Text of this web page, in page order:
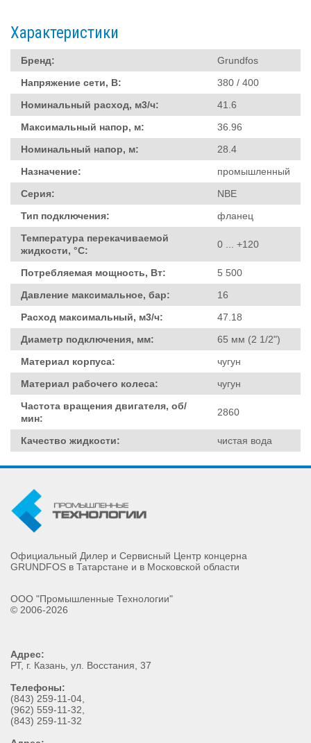
Характеристики
Бренд:
Grundfos
Напряжение сети, В:
380 / 400
Номинальный расход, м3/ч:
41.6
Максимальный напор, м:
36.96
Номинальный напор, м:
28.4
Назначение:
промышленный
Серия:
NBE
Тип подключения:
фланец
Температура перекачиваемой
жидкости, °C:
0 ... +120
Потребляемая мощность, Вт:
5 500
Давление максимальное, бар:
16
Расход максимальный, м3/ч:
47.18
Диаметр подключения, мм:
65 мм (2 1/2")
Материал корпуса:
чугун
Материал рабочего колеса:
чугун
Частота вращения двигателя, об/
мин:
2860
Качество жидкости: чистая вода
Официальный Дилер и Сервисный Центр концерна
GRUNDFOS в Татарстане и в Московской области
ООО "Промышленные Технологии"
© 2006-2026
Адрес:
РТ, г. Казань ул. Восстания, 37
Телефоны:
(843) 259-11-04
(962) 559-11-32
(843) 259-11-32